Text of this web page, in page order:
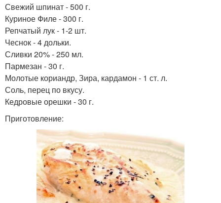
Свежий шпинат - 500 г.
Куриное Филе - 300 г.
Репчатый лук - 1-2 шт.
Чеснок - 4 дольки.
Сливки 20% - 250 мл.
Пармезан - 30 г.
Молотые кориандр, Зира, кардамон - 1 ст. л.
Соль, перец по вкусу.
Кедровые орешки - 30 г.
Приготовление: